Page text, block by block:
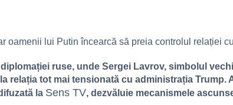
ruse, unde Sergei Lavrov, simbolul
relația tot mai tensionată cu administrația
la Sens TV, dezvăluie mecanismele